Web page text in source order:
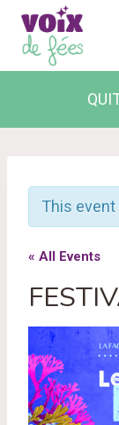
Skip
content
This event
« All Events